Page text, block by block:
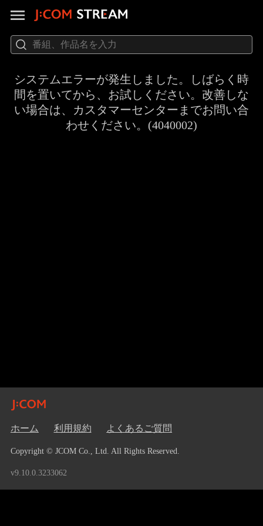
システムエラーが発生しました。しばらく時
間を置いてから、お試しください。改善しな
い場合は、カスタマーセンターまでお問い合
わせください。(4040002)
ホーム 利用規約 よくあるご質問
Copyright © JCOM Co., Ltd. All Rights Reserved.
v9.10.0.3233062